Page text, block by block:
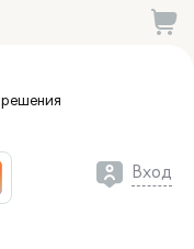
решения
Вход